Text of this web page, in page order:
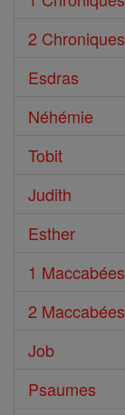
2 Chroniques
Esdras
Néhémie
Tobit
Judith
Esther
1 Maccabées
2 Maccabées
Job
Psaumes